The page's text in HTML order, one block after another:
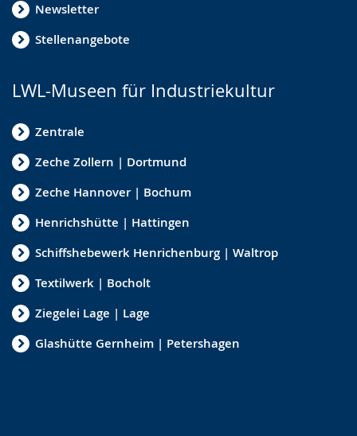
Newsletter
Stellenangebote
LWL-Museen für Industriekultur
Zentrale
Zeche Zollern | Dortmund
Zeche Hannover | Bochum
Henrichshütte | Hattingen
Schiffshebewerk Henrichenburg | Waltrop
Textilwerk | Bocholt
Ziegelei Lage | Lage
Glashütte Gernheim | Petershagen